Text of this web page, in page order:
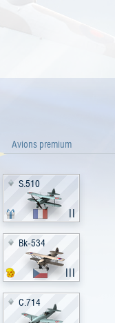
Avions premium
S.510
II
Bk-534
III
C.714